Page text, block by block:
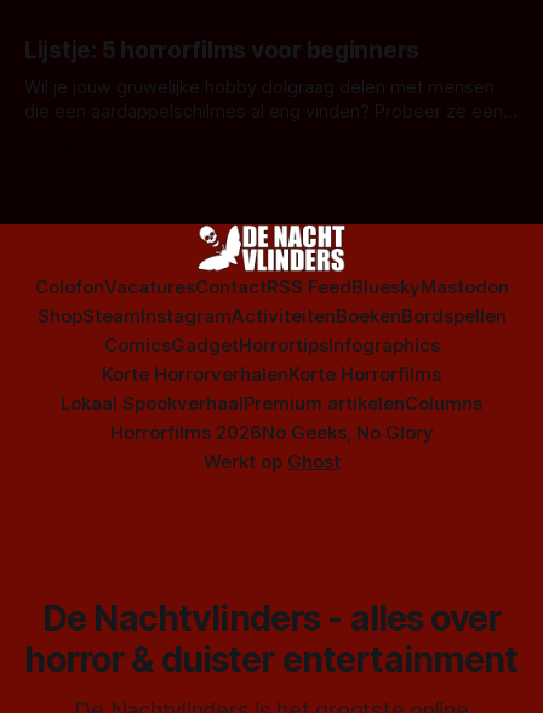
Amsterdamned of The Johnsons. Maar Nederlandse horror
is niet beperkt tot films. Hier een aantal Nederlandse tv-
series uit het duistere of horrorgenre. Als
Lijstje: 5 horrorfilms voor beginners
Wil je jouw gruwelijke hobby dolgraag delen met mensen
die een aardappelschilmes al eng vinden? Probeer ze eens
ColofonVacaturesContactRSS FeedBlueskyMastodon
ShopSteamInstagramActiviteitenBoekenBordspellen
ComicsGadgetHorrortipsInfographics
Korte HorrorverhalenKorte Horrorfilms
Lokaal SpookverhaalPremium artikelenColumns
Horrorfilms 2026No Geeks, No Glory
Werkt op Ghost
De Nachtvlinders - alles over
horror & duister entertainment